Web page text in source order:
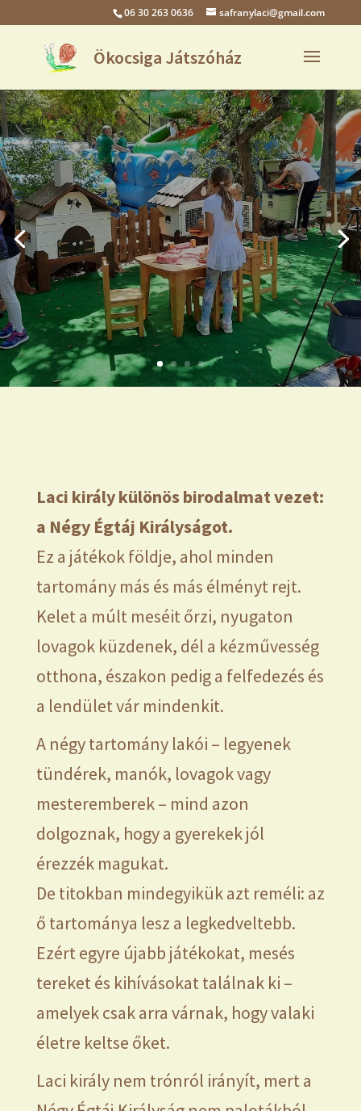
06 30 263 0636 safranylaci@gmail.com
Népi játszótér /
Kemencés parasztudvar
A parasztudvarban csodálatosan
kidolgozott, egyedi
dekorációkkal a régi világ már-
már elfeledett elemeit
fedezhetjük fel.
Bővebben
Laci király különös birodalmat vezet:
a Négy Égtáj Királyságot.
Ez a játékok földje, ahol minden
tartomány más és más élményt rejt.
Kelet a múlt meséit őrzi, nyugaton
lovagok küzdenek, dél a kézművesség
otthona, északon pedig a felfedezés és
a lendület vár mindenkit.
A négy tartomány lakói – legyenek
tündérek, manók, lovagok vagy
mesteremberek – mind azon
dolgoznak, hogy a gyerekek jól
érezzék magukat.
De titokban mindegyikük azt reméli: az
ő tartománya lesz a legkedveltebb.
Ezért egyre újabb játékokat, mesés
tereket és kihívásokat találnak ki –
amelyek csak arra várnak, hogy valaki
életre keltse őket.
Laci király nem trónról irányít, mert a